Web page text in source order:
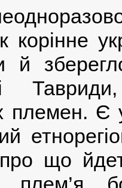
корінне
й
племен.
що